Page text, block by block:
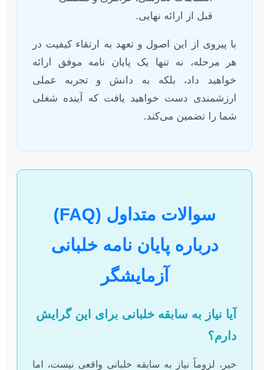
قبل از ارائه نهایی.
با پیروی از این اصول و تعهد به ارتقاء کیفیت در
هر مرحله، نه تنها یک پایان نامه موفق ارائه
خواهید داد، بلکه به دانش و تجربه عملی
ارزشمندی دست خواهید یافت که آینده شغلی
شما را تضمین می‌کند.
سوالات متداول (FAQ)
درباره پایان نامه خلبانی
آزمایشگر
آیا نیاز به سابقه خلبانی برای این گرایش
دارم؟
خیر، لزوماً نیاز به سابقه خلبانی واقعی نیست، اما